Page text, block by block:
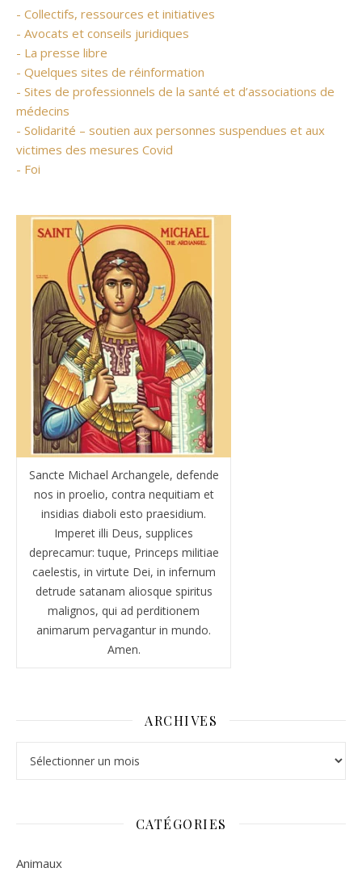
- Collectifs, ressources et initiatives
- Avocats et conseils juridiques
- La presse libre
- Quelques sites de réinformation
- Sites de professionnels de la santé et d’associations de
médecins
- Solidarité – soutien aux personnes suspendues et aux
victimes des mesures Covid
- Foi
Sancte Michael Archangele, defende
nos in proelio, contra nequitiam et
insidias diaboli esto praesidium.
Imperet illi Deus, supplices
deprecamur: tuque, Princeps militiae
caelestis, in virtute Dei, in infernum
detrude satanam aliosque spiritus
malignos, qui ad perditionem
animarum pervagantur in mundo.
Amen.
ARCHIVES
CATÉGORIES
Animaux